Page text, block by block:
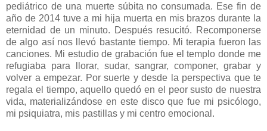
pediátrico de una muerte súbita no consumada. Ese fin de
año de 2014 tuve a mi hija muerta en mis brazos durante la
eternidad de un minuto. Después resucitó. Recomponerse
de algo así nos llevó bastante tiempo. Mi terapia fueron las
canciones. Mi estudio de grabación fue el templo donde me
refugiaba para llorar, sudar, sangrar, componer, grabar y
volver a empezar. Por suerte y desde la perspectiva que te
regala el tiempo, aquello quedó en el peor susto de nuestra
vida, materializándose en este disco que fue mi psicólogo,
mi psiquiatra, mis pastillas y mi centro emocional.